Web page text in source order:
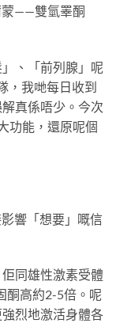
蒙——雙氫睪酮
、「前列腺」呢
，我哋每日收到
真係唔少。今次
功能，還原呢個
響「想要」嘅信
同雄性激素受體
酮高約2-5倍。呢
烈地激活身體各